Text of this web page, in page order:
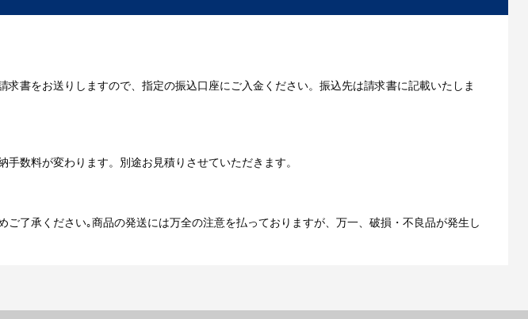
ます。
ります。
なります。
書をお送りしますので、指定の振込口座にご入金ください。振込先は請求書に記載いたしま
数料が変わります。別途お見積りさせていただきます。
了承ください｡商品の発送には万全の注意を払っておりますが、万一、破損・不良品が発生し